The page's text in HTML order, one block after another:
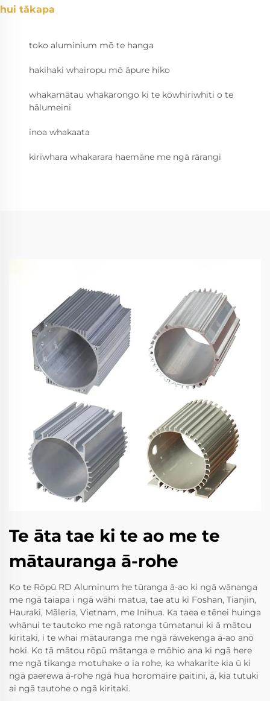
hui tākapa
toko aluminium mō te hanga
hakihaki whairopu mō āpure hiko
whakamātau whakarongo ki te kōwhiriwhiti o te
hālumeini
inoa whakaata
kiriwhara whakarara haemāne me ngā rārangi
Te āta tae ki te ao me te
mātauranga ā-rohe
Ko te Rōpū RD Aluminum he tūranga ā-ao ki ngā wānanga
me ngā taiapa i ngā wāhi matua, tae atu ki Foshan, Tianjin,
Hauraki, Māleria, Vietnam, me Inihua. Ka taea e tēnei huinga
whānui te tautoko me ngā ratonga tūmatanui ki ā mātou
kiritaki, i te whai mātauranga me ngā rāwekenga ā-ao anō
hoki. Ko tā mātou rōpū mātanga e mōhio ana ki ngā here
me ngā tikanga motuhake o ia rohe, ka whakarite kia ū ki
ngā paerewa ā-rohe ngā hua horomaire paitini, ā, kia tutuki
ai ngā tautohe o ngā kiritaki.